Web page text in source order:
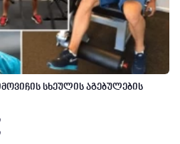
სხეულის აგებულების